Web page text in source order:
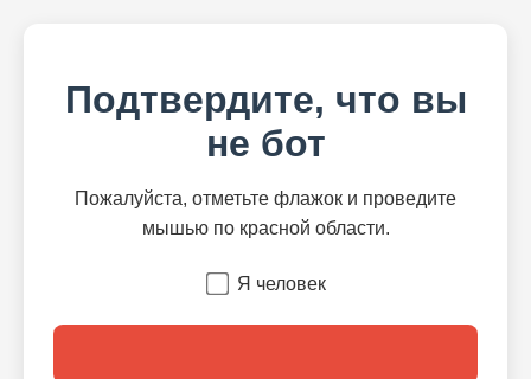
Подтвердите, что вы
не бот
Пожалуйста, отметьте флажок и проведите
мышью по красной области.
Я человек